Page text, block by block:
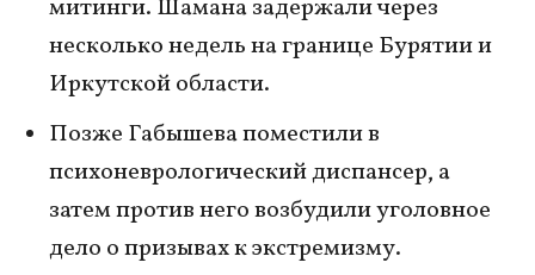
митинги. Шамана задержали через
несколько недель на границе Бурятии и
Иркутской области.
Позже Габышева поместили в
психоневрологический диспансер, а
затем против него возбудили уголовное
дело о призывах к экстремизму.